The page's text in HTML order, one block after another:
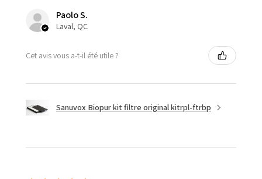
Paolo S.
Laval, QC
Cet avis vous a-t-il été utile ?
Sanuvox Biopur kit filtre original kitrpl-ftrbp